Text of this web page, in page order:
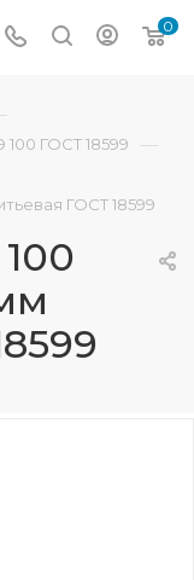
0
ГОСТ 18599 —
ГОСТ 18599